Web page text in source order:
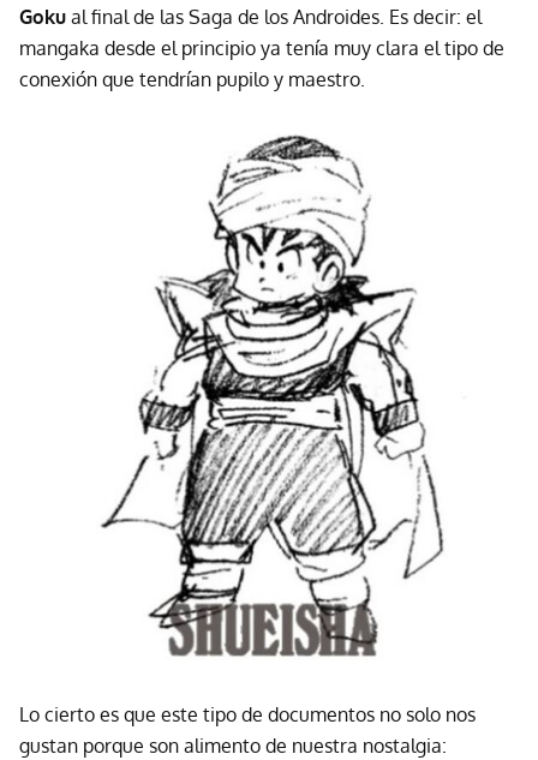
Goku al final de las Saga de los Androides. Es decir: el
mangaka desde el principio ya tenía muy clara el tipo de
conexión que tendrían pupilo y maestro.
Lo cierto es que este tipo de documentos no solo nos
gustan porque son alimento de nuestra nostalgia: